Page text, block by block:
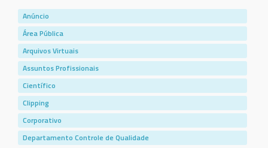
Anúncio
Área Pública
Arquivos Virtuais
Assuntos Profissionais
Científico
Clipping
Corporativo
Departamento Controle de Qualidade